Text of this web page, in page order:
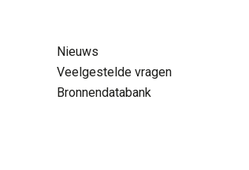
Supra menu
Contact FAQ
Nieuws
Veelgestelde vragen
Bronnendatabank